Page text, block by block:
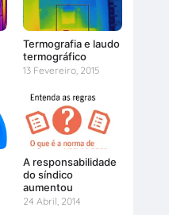
Termografia e laudo
termográfico
13 Fevereiro, 2015
A responsabilidade
do síndico
aumentou
24 Abril, 2014